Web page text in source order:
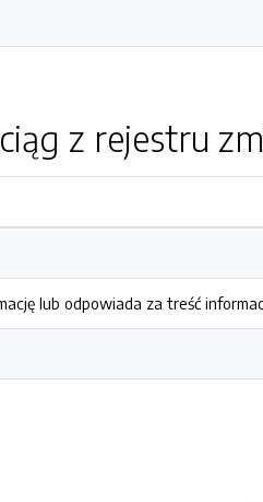
z rejestru
lub odpowiada za treść